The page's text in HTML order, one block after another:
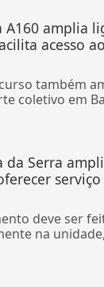
A160 amplia
acesso
também
coletivo em
da Serra
deve ser
na